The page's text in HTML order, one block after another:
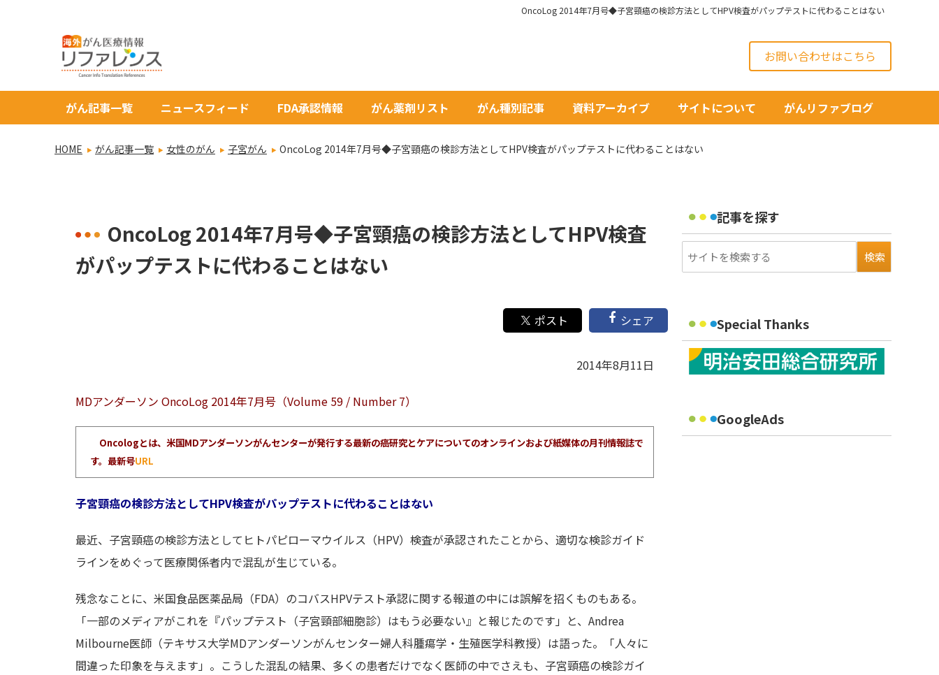
OncoLog 2014年7月号◆子宮頸癌の検診方法としてHPV検査がパップテストに代わることはない
お問い合わせはこちら
がん記事一覧 ニュースフィード FDA承認情報 がん薬剤リスト がん種別記事 資料アーカイブ サイトについて がんリファブログ
HOME がん記事一覧 女性のがん 子宮がん OncoLog 2014年7月号◆子宮頸癌の検診方法としてHPV検査がパップテストに代わることはない
OncoLog 2014年7月号◆子宮頸癌の検診方法としてHPV検査
がパップテストに代わることはない
シェア
2014年8月11日
MDアンダーソン OncoLog 2014年7月号（Volume 59 / Number 7）
Oncologとは、米国MDアンダーソンがんセンターが発行する最新の癌研究とケアについてのオンラインおよび紙媒体の月刊情報誌で
す。最新号URL
子宮頸癌の検診方法としてHPV検査がパップテストに代わることはない
最近、子宮頸癌の検診方法としてヒトパピローマウイルス（HPV）検査が承認されたことから、適切な検診ガイド
ラインをめぐって医療関係者内で混乱が生じている。
残念なことに、米国食品医薬品局（FDA）のコバスHPVテスト承認に関する報道の中には誤解を招くものもある。
「一部のメディアがこれを『パップテスト（子宮頸部細胞診）はもう必要ない』と報じたのです」と、Andrea
Milbourne医師（テキサス大学MDアンダーソンがんセンター婦人科腫瘍学・生殖医学科教授）は語った。「人々に
間違った印象を与えます」。こうした混乱の結果、多くの患者だけでなく医師の中でさえも、子宮頸癌の検診ガイ
記事を探す
Special Thanks
GoogleAds